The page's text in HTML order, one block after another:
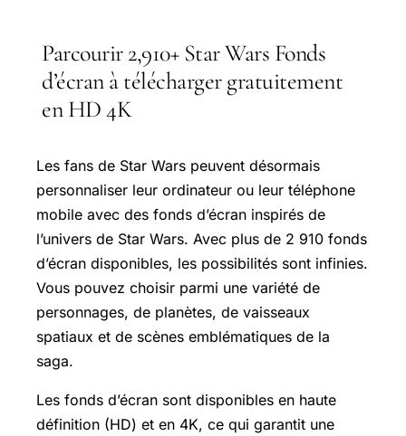
Parcourir 2,910+ Star Wars Fonds
d’écran à télécharger gratuitement
en HD 4K
Les fans de Star Wars peuvent désormais
personnaliser leur ordinateur ou leur téléphone
mobile avec des fonds d’écran inspirés de
l’univers de Star Wars. Avec plus de 2 910 fonds
d’écran disponibles, les possibilités sont infinies.
Vous pouvez choisir parmi une variété de
personnages, de planètes, de vaisseaux
spatiaux et de scènes emblématiques de la
saga.
Les fonds d’écran sont disponibles en haute
définition (HD) et en 4K, ce qui garantit une